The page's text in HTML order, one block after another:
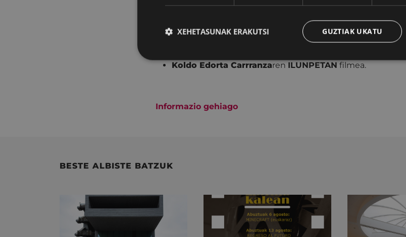
Marc Riba eta Anna SolanasenCAVALLS MORTSfilmea.
Koldo Edorta Carrranzaren ILUNPETAN filmea.
Informazio gehiago
BESTE ALBISTE BATZUK
GUZTIAK UKATU
XEHETASUNAK ERAKUTSI